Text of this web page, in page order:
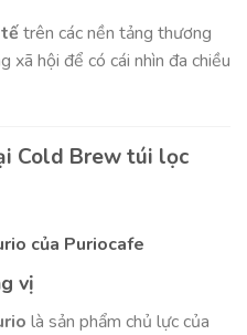
trên các nền tảng thương
xã hội để có cái nhìn đa chiều
Cold Brew túi lọc
của Puriocafe
vị
là sản phẩm chủ lực của